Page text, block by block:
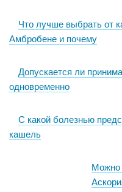
Что лучше выбрать от
Амбробене и почему
Допускается ли
одновременно
С какой болезнью
кашель
Можно